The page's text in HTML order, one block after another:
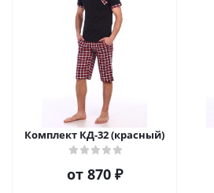
Комплект КД-32 (красный)
от 870 ₽